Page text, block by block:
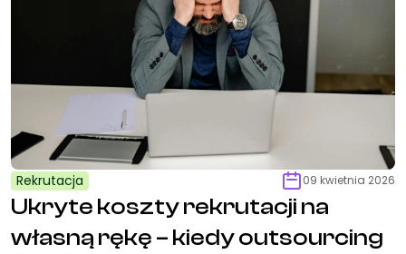
Rekrutacja 09 kwietnia 2026
Ukryte koszty rekrutacji na
własną rękę – kiedy outsourcing